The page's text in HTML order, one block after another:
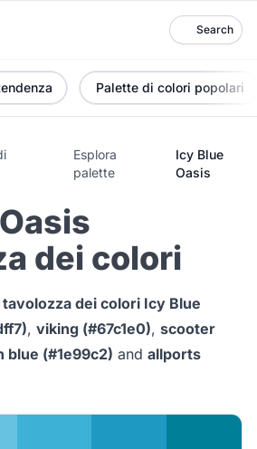
Search
Palette di colori popolari
Esplora
palette
Icy Blue
Oasis
dei colori
tavolozza dei colori Icy Blue
, viking (#67c1e0), scooter
blue (#1e99c2) and allports